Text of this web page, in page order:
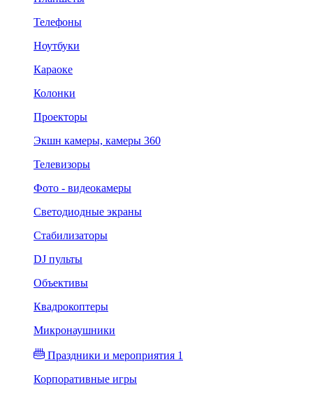
Телефоны
Ноутбуки
Караоке
Колонки
Проекторы
Экшн камеры, камеры 360
Телевизоры
Фото - видеокамеры
Светодиодные экраны
Стабилизаторы
DJ пульты
Объективы
Квадрокоптеры
Микронаушники
Праздники и мероприятия 1
Корпоративные игры